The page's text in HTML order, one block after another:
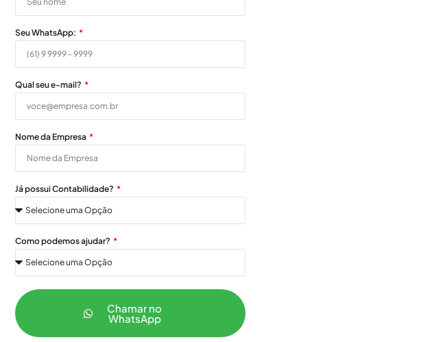
Seu WhatsApp:
Qual seu e-mail?
Nome da Empresa
Já possui Contabilidade?
Como podemos ajudar?
Chamar no
WhatsApp